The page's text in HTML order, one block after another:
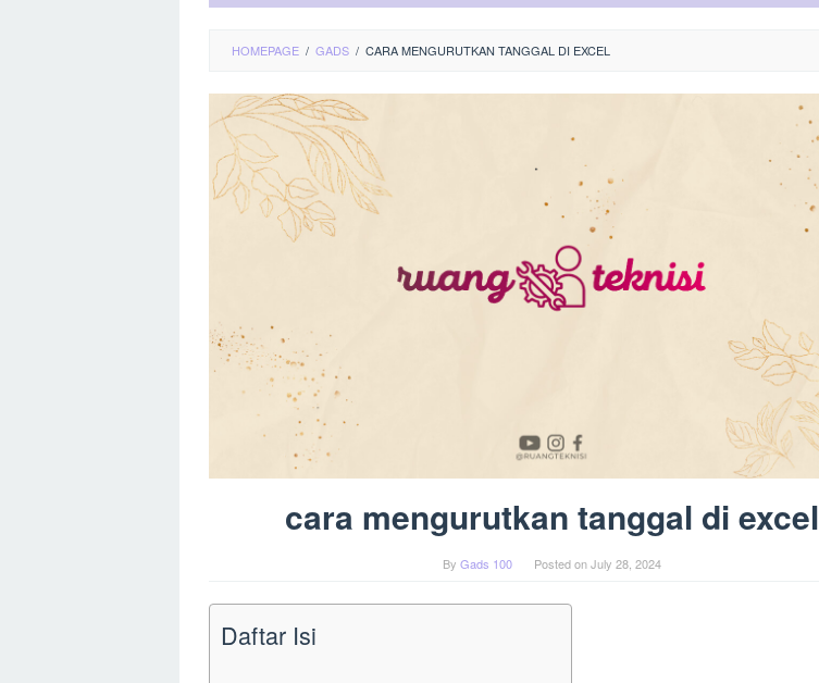
HOMEPAGE / GADS / CARA MENGURUTKAN TANGGAL DI EXCEL
cara mengurutkan tanggal di excel
By Gads 100 Posted onJuly 28, 2024
Daftar Isi